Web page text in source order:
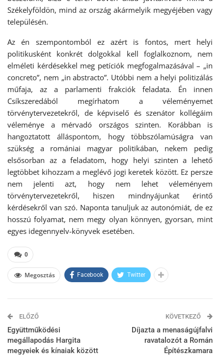
Székelyföldön, mind az ország akármelyik megyéjében vagy
településén.
Az én szempontomból ez azért is fontos, mert helyi
politikusként konkrét dolgokkal kell foglalkoznom, nem
elméleti kérdésekkel meg petíciók megfogalmazásával – „in
concreto”, nem „in abstracto”. Utóbbi nem a helyi politizálás
műfaja, az a parlamenti frakciók feladata. Én innen
Csíkszeredából megírhatom a véleményemet
törvénytervezetekről, de képviselő és szenátor kollégáim
véleménye a mérvadó országos szinten. Korábban is
hangoztatott álláspontom, hogy többszólamúságra van
szükség a romániai magyar politikában, nekem pedig
elsősorban az a feladatom, hogy helyi szinten a lehető
legtöbbet kihozzam a meglévő jogi keretek között. Ez persze
nem jelenti azt, hogy nem lehet véleményem
törvénytervezetekről, hiszen mindnyájunkat érintő
kérdésekről van szó. Naponta tanuljuk az autonómiát, de ez
hosszú folyamat, nem megy olyan könnyen, gyorsan, mint
egyes idegennyelv-könyvek esetében.
0
Megosztás Facebook Twitter
ELŐZŐ
Együttműködési
megállapodás Hargita
megyeiek és kínaiak között
KÖVETKEZŐ
Díjazta a menaságújfalvi
ravatalozót a Román
Építészkamara